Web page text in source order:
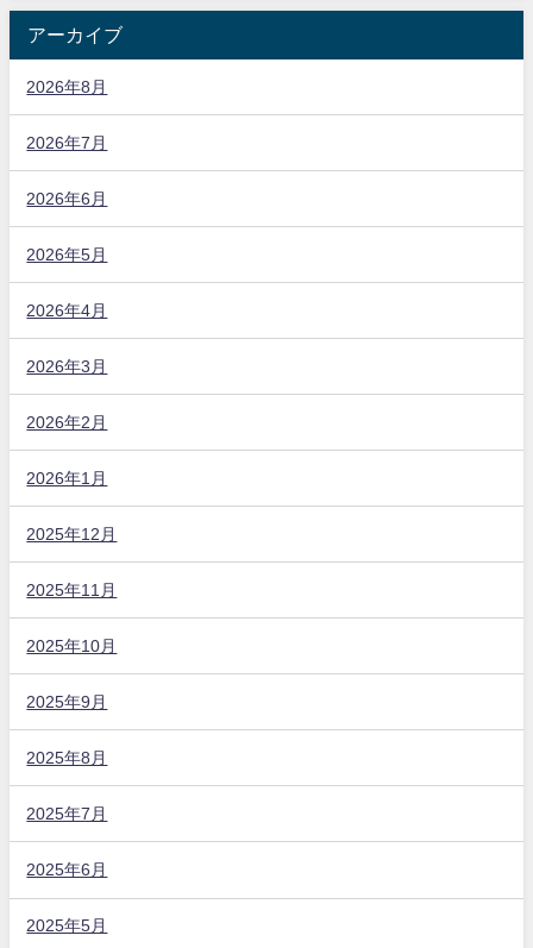
アーカイブ
2026年8月
2026年7月
2026年6月
2026年5月
2026年4月
2026年3月
2026年2月
2026年1月
2025年12月
2025年11月
2025年10月
2025年9月
2025年8月
2025年7月
2025年6月
2025年5月